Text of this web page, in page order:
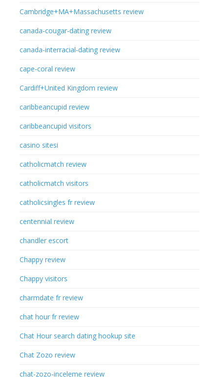
Cambridge+MA+Massachusetts review
canada-cougar-dating review
canada-interracial-dating review
cape-coral review
Cardiff+United Kingdom review
caribbeancupid review
caribbeancupid visitors
casino sitesi
catholicmatch review
catholicmatch visitors
catholicsingles fr review
centennial review
chandler escort
Chappy review
Chappy visitors
charmdate fr review
chat hour fr review
Chat Hour search dating hookup site
Chat Zozo review
chat-zozo-inceleme review